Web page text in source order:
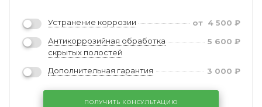
Устранение коррозии от 4 500 ₽
Антикоррозийная обработка
скрытых полостей
5 600 ₽
Дополнительная гарантия 3 000 ₽
ПОЛУЧИТЬ КОНСУЛЬТАЦИЮ